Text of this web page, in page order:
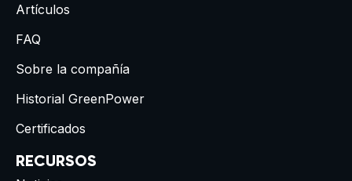
Artículos
FAQ
Sobre la compañía
Historial GreenPower
Certificados
RECURSOS